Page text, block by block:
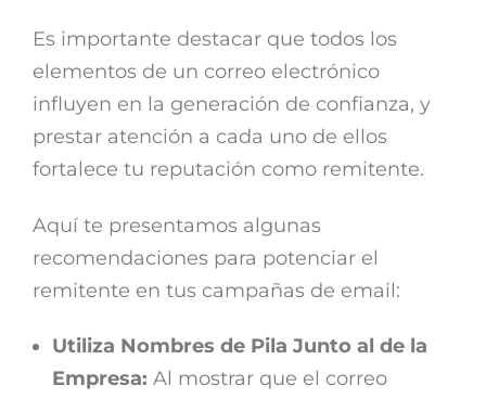
Es importante destacar que todos los
elementos de un correo electrónico
influyen en la generación de confianza, y
prestar atención a cada uno de ellos
fortalece tu reputación como remitente.
Aquí te presentamos algunas
recomendaciones para potenciar el
remitente en tus campañas de email:
Utiliza Nombres de Pila Junto al de la
Empresa: Al mostrar que el correo